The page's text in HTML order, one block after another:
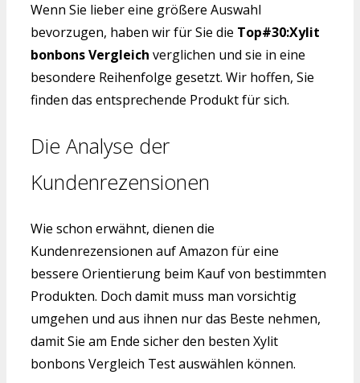
Wenn Sie lieber eine größere Auswahl
bevorzugen, haben wir für Sie die Top#30:Xylit
bonbons Vergleich verglichen und sie in eine
besondere Reihenfolge gesetzt. Wir hoffen, Sie
finden das entsprechende Produkt für sich.
Die Analyse der
Kundenrezensionen
Wie schon erwähnt, dienen die
Kundenrezensionen auf Amazon für eine
bessere Orientierung beim Kauf von bestimmten
Produkten. Doch damit muss man vorsichtig
umgehen und aus ihnen nur das Beste nehmen,
damit Sie am Ende sicher den besten Xylit
bonbons Vergleich Test auswählen können.